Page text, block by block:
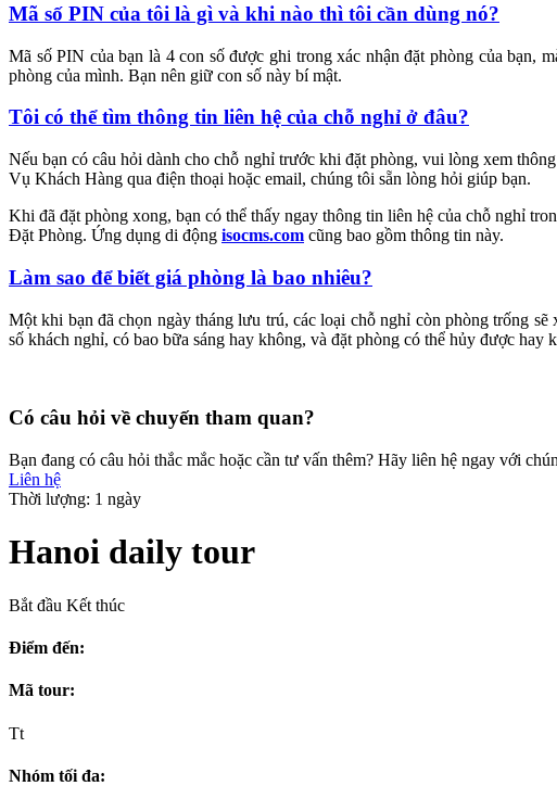
Mã số PIN của tôi là gì và khi nào thì tôi cần dùng nó?
Mã số PIN của bạn là 4 con số được ghi trong xác nhận đặt phòng của bạn,
phòng của mình. Bạn nên giữ con số này bí mật.
Tôi có thể tìm thông tin liên hệ của chỗ nghỉ ở đâu?
Nếu bạn có câu hỏi dành cho chỗ nghỉ trước khi đặt phòng, vui lòng xem
Vụ Khách Hàng qua điện thoại hoặc email, chúng tôi sẵn lòng hỏi giúp bạn.
Khi đã đặt phòng xong, bạn có thể thấy ngay thông tin liên hệ của chỗ nghỉ
Đặt Phòng. Ứng dụng di động isocms.com cũng bao gồm thông tin này.
Làm sao để biết giá phòng là bao nhiêu?
Một khi bạn đã chọn ngày tháng lưu trú, các loại chỗ nghỉ còn phòng trống
số khách nghỉ, có bao bữa sáng hay không, và đặt phòng có thể hủy được hay
Có câu hỏi về chuyến tham quan?
Bạn đang có câu hỏi thắc mắc hoặc cần tư vấn thêm? Hãy liên hệ ngay với
Liên hệ
Thời lượng: 1 ngày
Hanoi daily tour
Bắt đầu Kết thúc
Điểm đến:
Mã tour:
Tt
Nhóm tối đa: